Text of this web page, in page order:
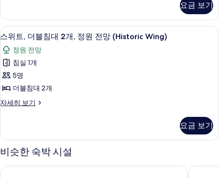
전
망
(Mobility/Hearing
Access,
Historic
Win)
사
진
모
보
기
전
망
(Mobility/Hearing
Access,
Historic
Win)
자
세
히
보
기
1
개
및
소
파
베
드,
롤
워
시
설,
사
이
즈
침
대
개
및
소
베
샤
워
설,
요금 보기
스
위
트,
더
블
대
개,
원
전
저자극성 침구, 오리/거위털 이불, 객실
7
스위트, 더블침대 2개, 정원 전망 (Historic Wing)
정원 전망
침실 1개
5명
더블침대 2개
자세히 보기
스
블
침
대
개,
요금 보기
비슷한 숙박 시설
쉐라톤 와이키키 비치 리조트 힐튼 하